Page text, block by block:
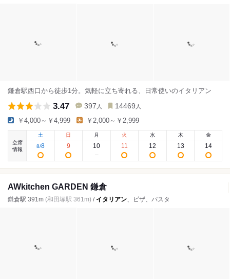
鎌倉駅西口から徒歩1分。気軽に立ち寄れる、日常使いのイタリアン
3.47 397 人 14469 人
￥4,000～￥4,999 ￥2,000～￥2,999
空席
情報
土
8/8
日
9
月
10
火
11
水
12
木
13
金
14
AWkitchen GARDEN 鎌倉
鎌倉駅 391m (和田塚駅 361m) / イタリアン、ピザ、パスタ